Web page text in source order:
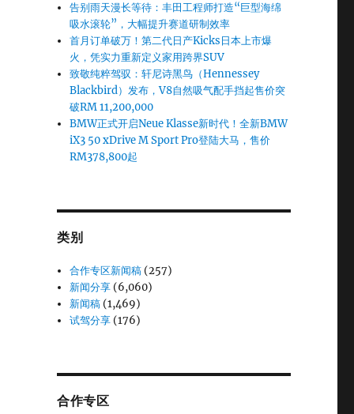
告别雨天漫长等待：丰田工程师打造“巨型海绵
吸水滚轮”，大幅提升赛道研制效率
首月订单破万！第二代日产Kicks日本上市爆
火，凭实力重新定义家用跨界SUV
致敬纯粹驾驭：轩尼诗黑鸟（Hennessey
Blackbird）发布，V8自然吸气配手挡起售价突
破RM 11,200,000
BMW正式开启Neue Klasse新时代！全新BMW
iX3 50 xDrive M Sport Pro登陆大马，售价
RM378,800起
类别
合作专区新闻稿 (257)
新闻分享 (6,060)
新闻稿 (1,469)
试驾分享 (176)
合作专区